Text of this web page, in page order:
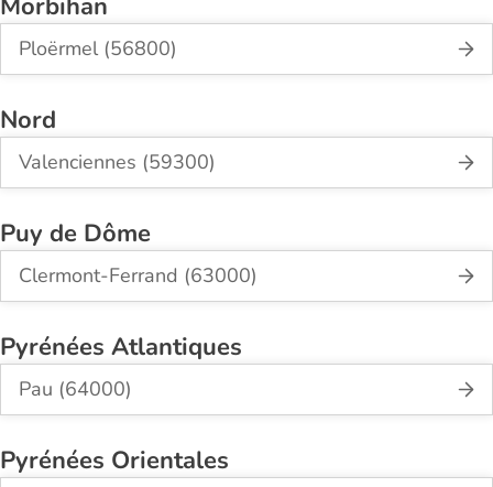
Ploërmel (56800)
Nord
Valenciennes (59300)
Puy de Dôme
Clermont-Ferrand (63000)
Pyrénées Atlantiques
Pau (64000)
Pyrénées Orientales